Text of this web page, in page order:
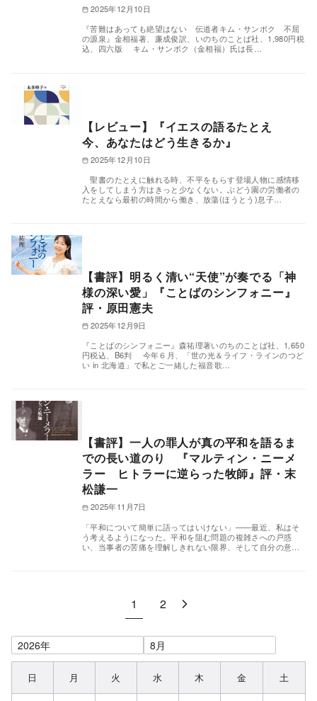
2025年12月10日
『苦難はあっても絶望はない 伝道者キム・サンボク 不屈
の源泉』金相福著、廉成俊訳、いのちのことば社、1,980円税
込、四六版 キム・サンボク（金相福）氏は長…
【レビュー】『イエスの語るたとえ
今、あなたはどう生きるか』
2025年12月10日
聖書のたとえに触れる時、不平をもらす登場人物に感情移
入をしてしまう方はきっと少なくない。ぶどう園の労働者の
たとえなら最初の時間から働き、放蕩(ほうとう)息子…
【書評】明るく清い“天使”が奏でる「神
様の深い愛」『ことばのシンフォニー』
評・原田憲夫
2025年12月9日
『ことばのシンフォニー』森祐理著いのちのことば社、1,650
円税込、B6判 今年６月、「世の光＆ライフ・ラインのつど
い in 北海道」で私とご一緒した福音歌…
【書評】一人の罪人が真の平和を語るま
での長い道のり 『マルティン・ニーメ
ラー ヒトラーに逆らった牧師』評・末
松謙一
2025年11月7日
「平和について簡単に語ってはいけない」——最近、私はそ
う考えるようになった。平和を阻む問題の複雑さへの戸惑
い、当事者の苦痛を理解しきれない限界、そして自分の意…
1 2
日 月 火 水 木 金 土